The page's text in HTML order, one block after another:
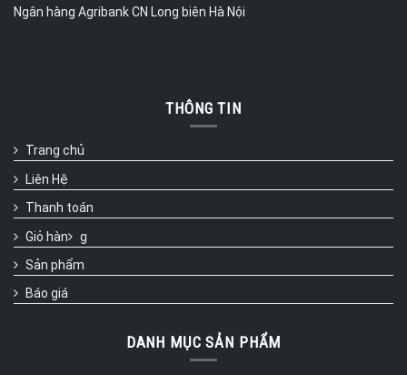
Ngân hàng Agribank CN Long biên Hà Nội
THÔNG TIN
Trang chủ
Liên Hệ
Thanh toán
Giỏ hàn
g
Sản phẩm
Báo giá
DANH MỤC SẢN PHẨM